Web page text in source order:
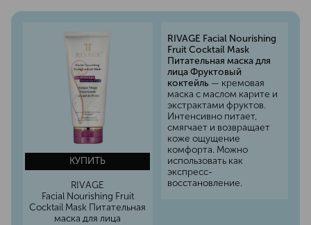
КУПИТЬ
RIVAGE
Facial Nourishing Fruit
Cocktail Mask Питательная
маска для лица
RIVAGE Facial Nourishing
Fruit Cocktail Mask
Питательная маска для
лица Фруктовый
коктейль — кремовая
маска с маслом карите и
экстрактами фруктов.
Интенсивно питает,
смягчает и возвращает
коже ощущение
комфорта. Можно
использовать как
экспресс-
восстановление.